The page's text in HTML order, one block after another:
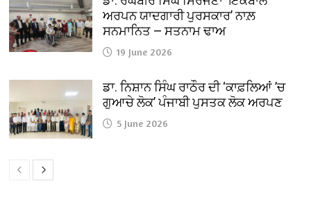
ਅਰਪਨ ਯਾਦਗਾਰੀ ਪੁਰਸਕਾਰ’ ਨਾਲ਼
ਸਨਮਾਨਿਤ — ਸਤਨਾਮ ਢਾਅ
19 June 2026
ਡਾ. ਨਿਸ਼ਾਨ ਸਿੰਘ ਰਾਠੌਰ ਦੀ ‘ਕਾਫ਼ਲਿਆਂ ’ਚ
ਗੁਆਚੇ ਲੋਕ’ ਪੰਜਾਬੀ ਪੁਸਤਕ ਲੋਕ ਅਰਪਣ
5 June 2026